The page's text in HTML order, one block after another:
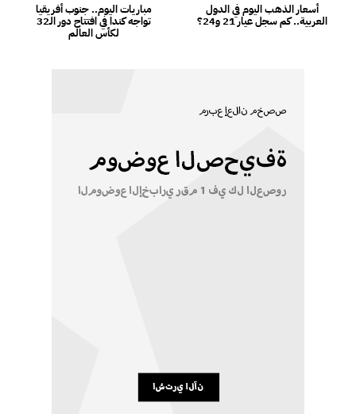
مباريات اليوم.. جنوب أفريقيا
تواجه كندا في افتتاح دور الـ32
لكأس العالم
أسعار الذهب اليوم في الدول
العربية.. كم سجل عيار 21 و24؟